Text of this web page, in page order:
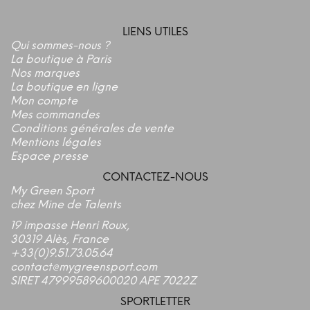
LIENS UTILES
Qui sommes-nous ?
La boutique à Paris
Nos marques
La boutique en ligne
Mon compte
Mes commandes
Conditions générales de vente
Mentions légales
Espace presse
CONTACTEZ-NOUS
My Green Sport
chez Mine de Talents
19 impasse Henri Roux,
30319 Alès, France
+33(0)9.51.73.05.64
contact@mygreensport.com
SIRET 47999589600020 APE 7022Z
SPORTLETTER